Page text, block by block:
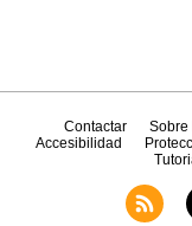
Contactar Sobre
Accesibilidad